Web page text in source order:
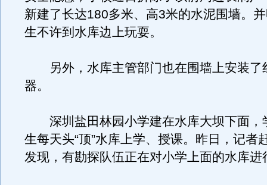
新建了长达180多米、高3米的水泥围墙。
生不许到水库边上玩耍。
另外，水库主管部门也在围墙上安装了
器。
深圳盐田林园小学建在水库大坝下面，
生每天头“顶”水库上学、授课。昨日，记者
发现，有勘探队伍正在对小学上面的水库进